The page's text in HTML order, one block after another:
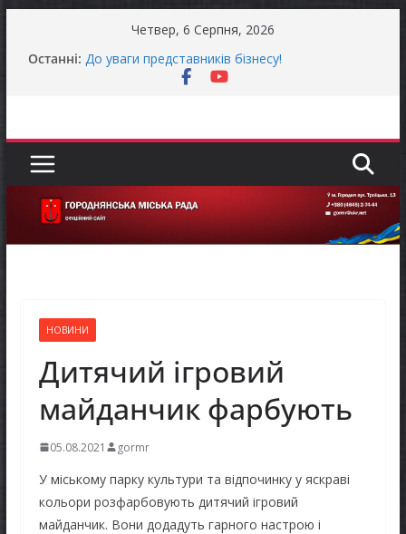
Четвер, 6 Серпня, 2026
Останні: До уваги представників бізнесу!
Продовжується реалізація програми «Діалог
щодо яких прийнято рішення про обов’язкову
Останніми днями погода випробовує жителів
громади справжньою літньою спекою
Оголошення про прийом документів для
присудження Премії Кабінету Міністрів України
НОВИНИ
Дитячий ігровий
майданчик фарбують
05.08.2021 gormr
У міському парку культури та відпочинку у яскраві
кольори розфарбовують дитячий ігровий
майданчик. Вони додадуть гарного настрою і